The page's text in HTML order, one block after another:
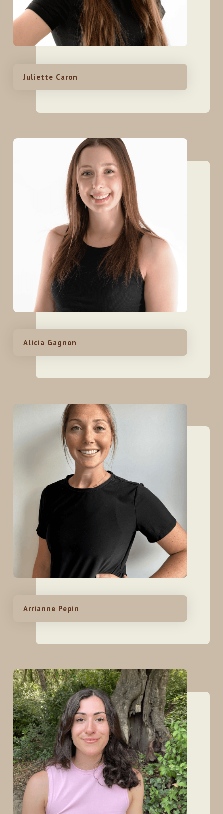
Juliette Caron
Alicia Gagnon
Arrianne Pepin